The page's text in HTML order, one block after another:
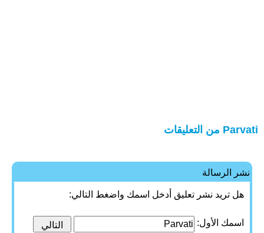
Parvati من التعليقات
نشر الرسالة
هل تريد نشر تعليق أدخل اسمك واضغط التالي:
اسمك الأول: